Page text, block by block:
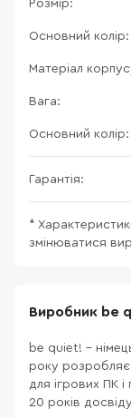
Розмір:
Основний колір:
Матеріал
Вага:
Основний колір:
Гарантія:
*
змінюватися
Виробник be
be quiet! –
року розробляє
для ігрових ПК
20 років